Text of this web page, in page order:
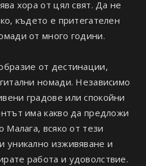
хора от цял свят. Да не
където е притегателен
от много години.
от дестинации,
номади. Независимо
градове или спокойни
има какво да предложи
всяко от тези
уникално изживяване и
работа и удоволствие.